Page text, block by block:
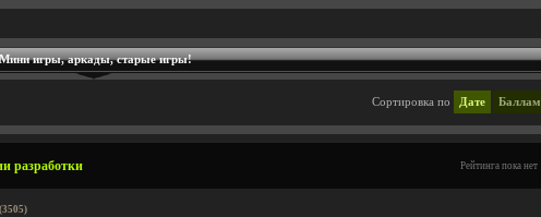
игры, аркады, старые игры!
Сортировка по Дате Баллам
разработки Рейтинга пока нет